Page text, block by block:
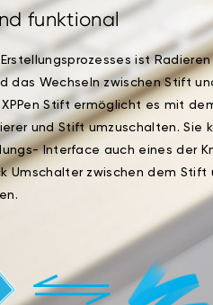
funktional
ist
das Wechseln zwischen Stift
XPPen Stift ermöglicht es mit
und Stift umzuschalten. Sie
Interface auch eines der
Umschalter zwischen dem Stift